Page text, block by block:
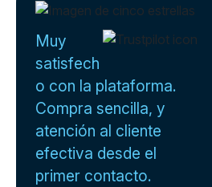
Muy
satisfech
o con la plataforma.
Compra sencilla, y
atención al cliente
efectiva desde el
primer contacto.